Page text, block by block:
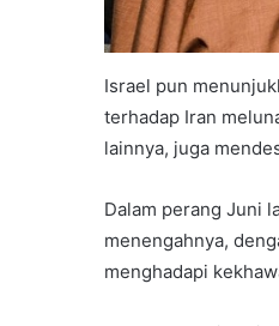
Israel pun
terhadap Iran
lainnya, juga
Dalam perang Juni
menengahnya,
menghadapi